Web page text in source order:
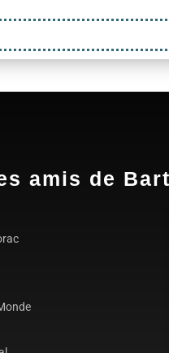
amis de